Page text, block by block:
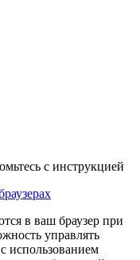
с инструкцией
в ваш браузер при
управлять
использованием